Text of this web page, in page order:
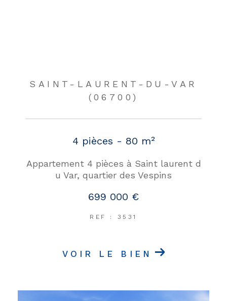
SAINT-LAURENT-DU-VAR
(06700)
4 pièces - 80 m²
Appartement 4 pièces à Saint laurent d
u Var, quartier des Vespins
699 000 €
REF : 3531
VOIR LE BIEN